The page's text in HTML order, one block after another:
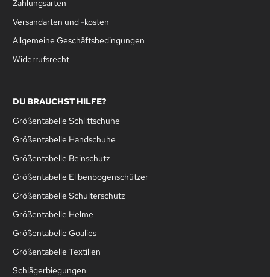
Zahlungsarten
Versandarten und -kosten
Allgemeine Geschäftsbedingungen
Widerrufsrecht
DU BRAUCHST HILFE?
Größentabelle Schlittschuhe
Größentabelle Handschuhe
Größentabelle Beinschutz
Größentabelle Ellbenbogenschützer
Größentabelle Schulterschutz
Größentabelle Helme
Größentabelle Goalies
Größentabelle Textilien
Schlägerbiegungen